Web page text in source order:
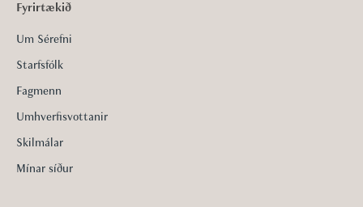
Fyrirtækið
Um Sérefni
Starfsfólk
Fagmenn
Umhverfisvottanir
Skilmálar
Mínar síður